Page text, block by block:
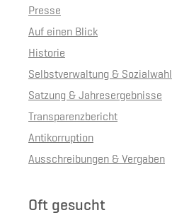
Presse
Auf einen Blick
Historie
Selbstverwaltung & Sozialwahl
Satzung & Jahresergebnisse
Transparenzbericht
Antikorruption
Ausschreibungen & Vergaben
Oft gesucht